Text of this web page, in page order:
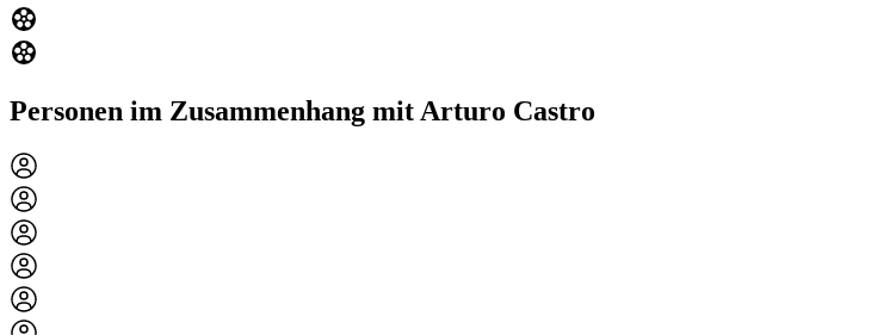
Personen im Zusammenhang mit Arturo Castro